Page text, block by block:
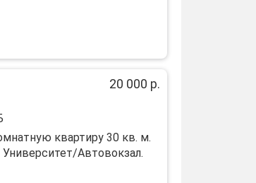
20 000 р.
квартиру 30 кв. м.
Автовокзал.